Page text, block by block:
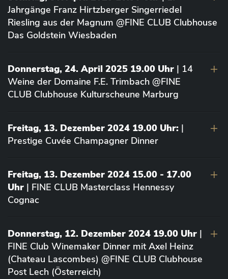
Jahrgänge Franz Hirtzberger Singerriedel
Riesling aus der Magnum @FINE CLUB Clubhouse
Das Goldstein Wiesbaden
Donnerstag, 24. April 2025 19.00 Uhr | 14
Weine der Domaine F.E. Trimbach @FINE
CLUB Clubhouse Kulturscheune Marburg
Freitag, 13. Dezember 2024 19.00 Uhr: |
Prestige Cuvée Champagner Dinner
Freitag, 13. Dezember 2024 15.00 - 17.00
Uhr | FINE CLUB Masterclass Hennessy
Cognac
Donnerstag, 12. Dezember 2024 19.00 Uhr |
FINE Club Winemaker Dinner mit Axel Heinz
(Chateau Lascombes) @FINE CLUB Clubhouse
Post Lech (Österreich)